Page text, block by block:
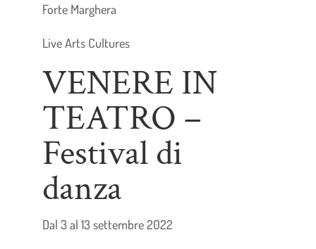
VENERE IN
TEATRO –
Festival di
danza
Dal 3 al 13 settembre 2022
Forte Marghera
Live Arts Cultures